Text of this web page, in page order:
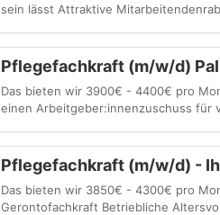
sein lässt Attraktive
Pflegefachkraft (m/w/d)
Das bieten wir 3900€ - 4400€ pro
einen Arbeitgeber:innenzuschuss für
Pflegefachkraft (m/w/d) -
Das bieten wir 3850€ - 4300€ pro
Gerontofachkraft Betriebliche